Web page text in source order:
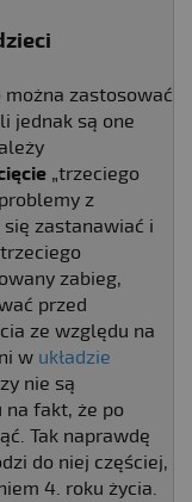
można zastosować
jednak są one
„trzeciego
z
się zastanawiać i
zabieg,
przed
ze względu na
w układzie
nie są
fakt, że po
Tak naprawdę
do niej częściej,
4. roku życia.